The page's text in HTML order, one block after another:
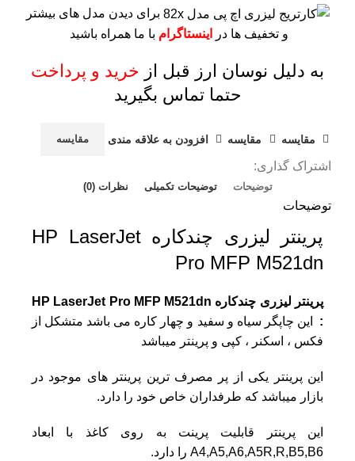
برای دیدن مدل های بیشتر
و تخفیف ها در
اینستاگرام با ما همراه باشید
به دلیل نوسان ارز قبل از خرید و پرداخت
حتما تماس بگیرید
مقايسه مقایسه افزودن به علاقه مندی مقایسه
اشتراک گذاری:
توضیحات توضیحات تکمیلی نظرات (0)
توضیحات
پرینتر لیزری چندکاره HP LaserJet
Pro MFP M521dn
پرینتر لیزری چندکاره HP LaserJet Pro MFP M521dn
:
این چاپگر سیاه و سفید و چهار کاره می باشد متشکل از
فکس ، اسکنر ، کپی و پرینتر میباشد
این پرینتر یکی از پر مصرف ترین پرینتر های موجود در
بازار میباشد که طرفداران خاص خود را دارد.
این پرینتر قابلیت پرینت به روی کاغذ با ابعاد
A4,A5,A6,A5R,R,B5,B6 را دارد.